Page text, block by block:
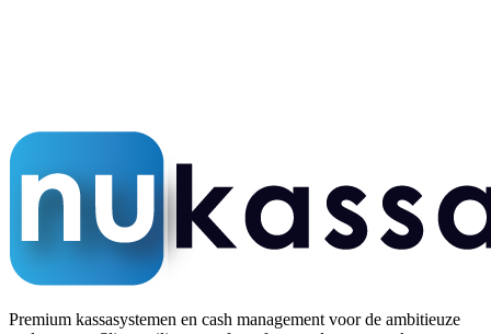
Premium kassasystemen en cash management voor de ambitieuze